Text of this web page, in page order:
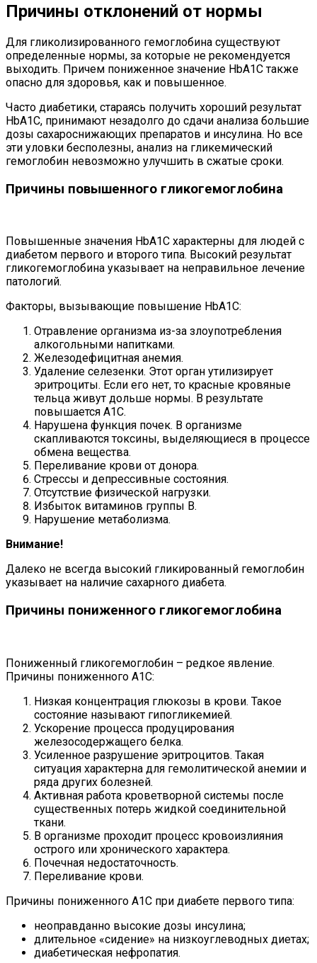
Причины отклонений от нормы
Для гликолизированного гемоглобина существуют
определенные нормы, за которые не рекомендуется
выходить. Причем пониженное значение HbA1C также
опасно для здоровья, как и повышенное.
Часто диабетики, стараясь получить хороший результат
HbA1C, принимают незадолго до сдачи анализа большие
дозы сахароснижающих препаратов и инсулина. Но все
эти уловки бесполезны, анализ на гликемический
гемоглобин невозможно улучшить в сжатые сроки.
Причины повышенного гликогемоглобина
Повышенные значения HbA1C характерны для людей с
диабетом первого и второго типа. Высокий результат
гликогемоглобина указывает на неправильное лечение
патологий.
Факторы, вызывающие повышение HbА1С:
Отравление организма из-за злоупотребления
алкогольными напитками.
Железодефицитная анемия.
Удаление селезенки. Этот орган утилизирует
эритроциты. Если его нет, то красные кровяные
тельца живут дольше нормы. В результате
повышается А1С.
Нарушена функция почек. В организме
скапливаются токсины, выделяющиеся в процессе
обмена вещества.
Переливание крови от донора.
Стрессы и депрессивные состояния.
Отсутствие физической нагрузки.
Избыток витаминов группы В.
Нарушение метаболизма.
Внимание!
Далеко не всегда высокий гликированный гемоглобин
указывает на наличие сахарного диабета.
Причины пониженного гликогемоглобина
Пониженный гликогемоглобин – редкое явление.
Причины пониженного А1С:
Низкая концентрация глюкозы в крови. Такое
состояние называют гипогликемией.
Ускорение процесса продуцирования
железосодержащего белка.
Усиленное разрушение эритроцитов. Такая
ситуация характерна для гемолитической анемии и
ряда других болезней.
Активная работа кроветворной системы после
существенных потерь жидкой соединительной
ткани.
В организме проходит процесс кровоизлияния
острого или хронического характера.
Почечная недостаточность.
Переливание крови.
Причины пониженного А1С при диабете первого типа:
неоправданно высокие дозы инсулина;
длительное «сидение» на низкоуглеводных диетах;
диабетическая нефропатия.